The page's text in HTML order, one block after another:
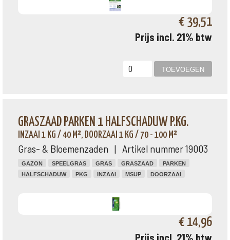
€ 39,51
Prijs incl. 21% btw
GRASZAAD PARKEN 1 HALFSCHADUW P.KG.
INZAAI 1 KG / 40 M², DOORZAAI 1 KG / 70 - 100 M²
Gras- & Bloemenzaden | Artikel nummer 19003
GAZON SPEELGRAS GRAS GRASZAAD
PARKEN
HALFSCHADUW
PKG INZAAI MSUP DOORZAAI
€ 14,96
Prijs incl. 21% btw